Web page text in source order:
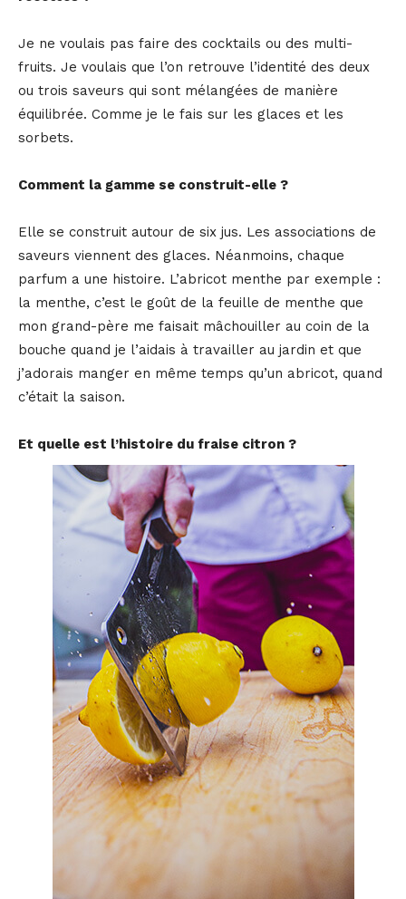
Je ne voulais pas faire des cocktails ou des multi-
fruits. Je voulais que l’on retrouve l’identité des deux
ou trois saveurs qui sont mélangées de manière
équilibrée. Comme je le fais sur les glaces et les
sorbets.
Comment la gamme se construit-elle ?
Elle se construit autour de six jus. Les associations de
saveurs viennent des glaces. Néanmoins, chaque
parfum a une histoire. L’abricot menthe par exemple :
la menthe, c’est le goût de la feuille de menthe que
mon grand-père me faisait mâchouiller au coin de la
bouche quand je l’aidais à travailler au jardin et que
j’adorais manger en même temps qu’un abricot, quand
c’était la saison.
Et quelle est l’histoire du fraise citron ?